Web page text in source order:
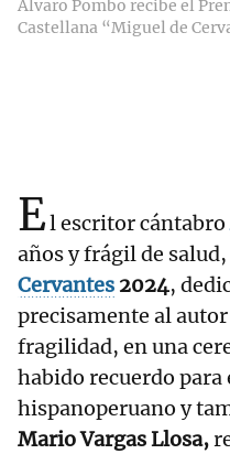
Álvaro Pombo recibe el
Castellana “Miguel de
El escritor cántabro
años y frágil de salud,
Cervantes 2024,
precisamente al
fragilidad, en una
habido recuerdo
hispanoperuano y
Mario Vargas Llosa,